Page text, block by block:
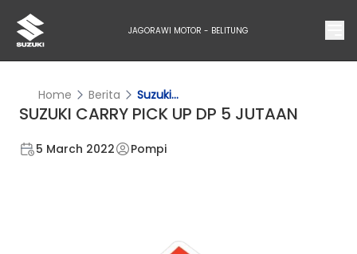
JAGORAWI MOTOR - BELITUNG
Home Berita Suzuki...
SUZUKI CARRY PICK UP DP 5 JUTAAN
5 March 2022 Pompi